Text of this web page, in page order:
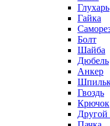
Глухарь
Гайка
Болт
Шайба
Дюбель
Анкер
Гвоздь
Крючок
Другой